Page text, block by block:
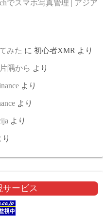
でスマホ写真管理 | アジア
みた に 初心者XMR より
隅から より
より
より
より
り
ービス